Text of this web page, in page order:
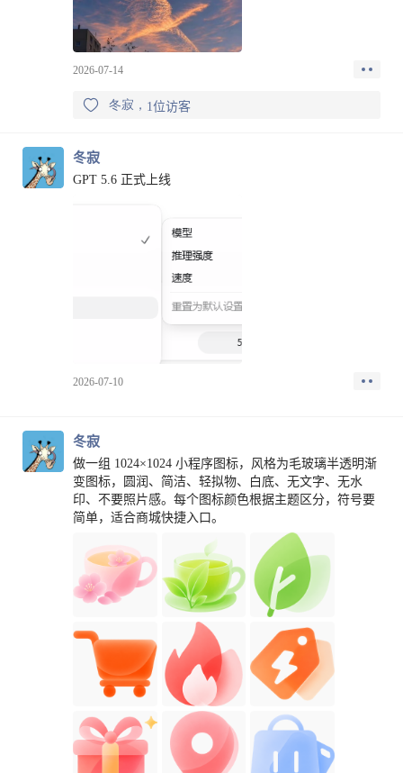
单位所有项目的名称，然后挨个给销售打电话，问问项
目到什么进展了，客户预算怎么样了，之类的。然后更
新那个 Excel 表格，但是具体业务系统是干嘛的，怎么
弄的，做什么业务的，一概不知。这三年，我的月薪是
然后，果然，问题来了。
们这个岗位（全公司有 10 个左右我这个岗位）走进客
户，走进一线。我当时第一感觉可能是，领导要拿我们
这个岗位开刀，开始给提要求了。
一个啥业务都不懂的，也不是 IT 出身的（我是文科
生），不懂信息化，不懂帽子业务，没接触过客户的，
然后要走到一线，去跟客户做交流和汇报，甚至要给帽
我当时心里就想：我 TM 懂个 P 啊。
联系一下原来带过的单位的老领导吧，薪资太低，算
具体业务我肯定没人家懂啊，然后我决定自上而下吧，
毕竟我们服务全国的，高度还是有的。就跟当时我的直
属领导，要了一个帽子部的十四五规划材料，准备到各
个地市的帽子局，讲这个材料。
我记得特别清楚，2020 年 5 月 11 号，我上了北京市大
兴机场的飞机，第一站，深圳宝安机场，然后坐大巴，
到了某市帽子局，具体客户单位我就不写了。
然后联系了我的妈耶，一屋子人，从支队长，副支，大
队长，各种，大概坐了 8-9 个人，全都穿着制服，我硬
着头皮，真的是硬着头皮，插上投屏的线，那感觉我现
在还记得，心里想：“等下估计都不知道自己怎么死
的。”
然后，投屏那份十四五规划的材料。
开始之前，对面的领导还介绍，说这是 XXX 来的专
家，给咱们宣贯一下十四五规划里面的建设要义，大家
我靠，那一刻，我更是心脏突突。
然后开始讲，基本就是照着念，然后重点的地方，念两
边。
2026-07-14
冬寂 1位访客
冬寂
GPT 5.6 正式上线
2026-07-10
冬寂
做一组 1024×1024 小程序图标，风格为毛玻璃半透明渐
变图标，圆润、简洁、轻拟物、白底、无文字、无水
印、不要照片感。每个图标颜色根据主题区分，符号要
简单，适合商城快捷入口。